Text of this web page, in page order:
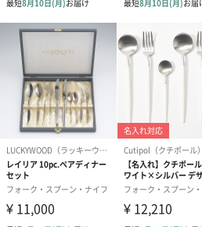
ブライダルロリポップ
ドレス（いちご味)
（1,122円）
ブライダ
タキシー
（1,122円）
生花